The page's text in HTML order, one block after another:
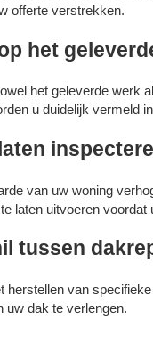
offerte verstrekken.
het
het geleverde werk
u duidelijk vermeld
van uw woning
laten uitvoeren voordat
tussen
herstellen van
uw dak te verlengen.